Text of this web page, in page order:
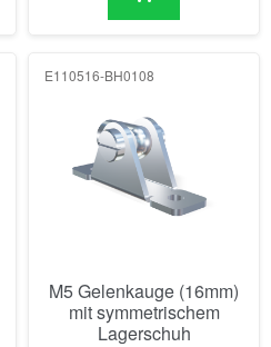
E110516-BH0108
M5 Gelenkauge (16mm)
mit symmetrischem
Lagerschuh